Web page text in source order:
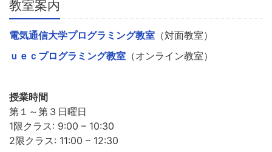
教室案内
電気通信大学プログラミング教室 （対面教室）
ｕｅｃプログラミング教室 （オンライン教室）
授業時間
第１～第３日曜日
1限クラス: 9:00 – 10:30
2限クラス: 11:00 – 12:30